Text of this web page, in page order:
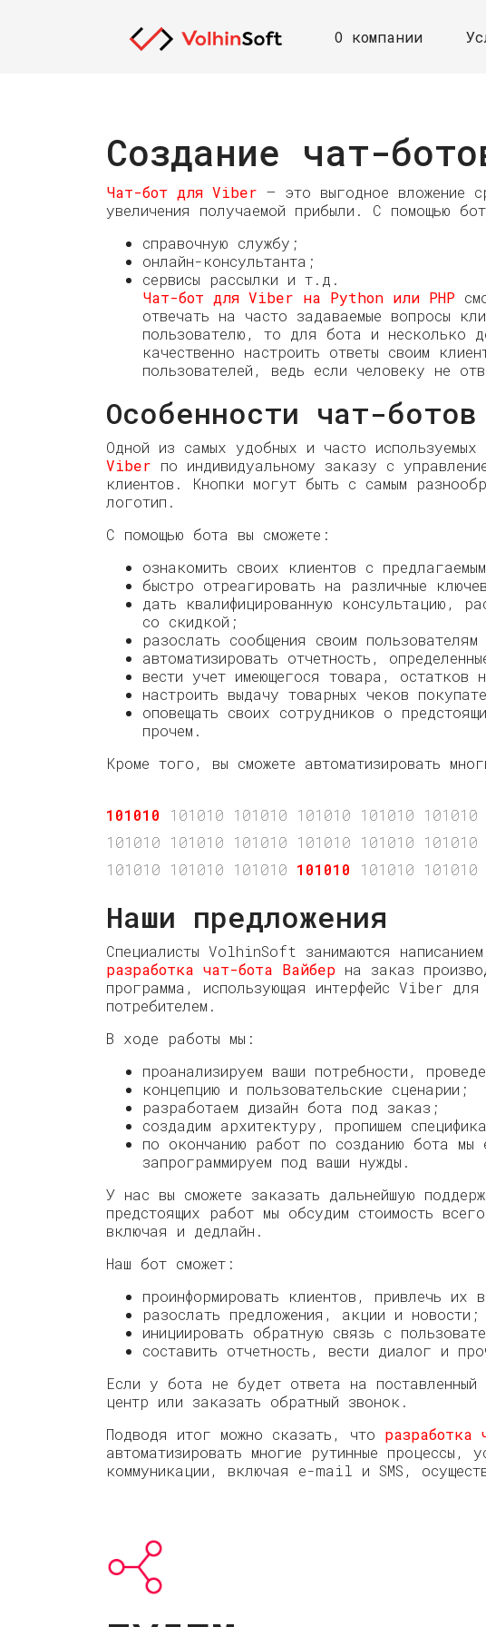
О компании
Создание чат-
Чат-бот для Viber — это выгодное вложение
увеличения получаемой прибыли. С помощью
справочную службу;
онлайн-консультанта;
сервисы рассылки и т.д.
Чат-бот для Viber на Python или PHP
отвечать на часто задаваемые вопросы
пользователю, то для бота и несколько
качественно настроить ответы своим
пользователей, ведь если человеку не
Особенности чат-
Одной из самых удобных и часто
Viber по индивидуальному заказу с
клиентов. Кнопки могут быть с самым
логотип.
С помощью бота вы сможете:
ознакомить своих клиентов с
быстро отреагировать на различные
дать квалифицированную консультацию,
со скидкой;
разослать сообщения своим
автоматизировать отчетность,
вести учет имеющегося товара,
настроить выдачу товарных чеков
оповещать своих сотрудников о
прочем.
Кроме того, вы сможете автоматизировать
101010 101010 101010 101010 101010
101010 101010 101010 101010 101010
101010 101010 101010 101010 101010 101010
Наши предложения
Специалисты VolhinSoft занимаются
разработка чат-бота Вайбер на заказ
программа, использующая интерфейс Viber
потребителем.
В ходе работы мы:
проанализируем ваши потребности,
концепцию и пользовательские сценарии;
разработаем дизайн бота под заказ;
создадим архитектуру, пропишем
по окончанию работ по созданию бота мы
запрограммируем под ваши нужды.
У нас вы сможете заказать дальнейшую
предстоящих работ мы обсудим стоимость
включая и дедлайн.
Наш бот сможет:
проинформировать клиентов, привлечь их
разослать предложения, акции и новости;
инициировать обратную связь с
составить отчетность, вести диалог и
Если у бота не будет ответа на
центр или заказать обратный звонок.
Подводя итог можно сказать, что разработка
автоматизировать многие рутинные процессы,
коммуникации, включая e-mail и SMS,